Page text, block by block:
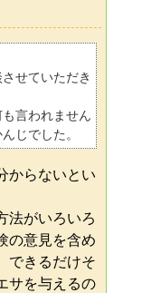
せていただき
言われません
じでした。
からないとい
法がいろいろ
の意見を含め
できるだけそ
サを与えるの